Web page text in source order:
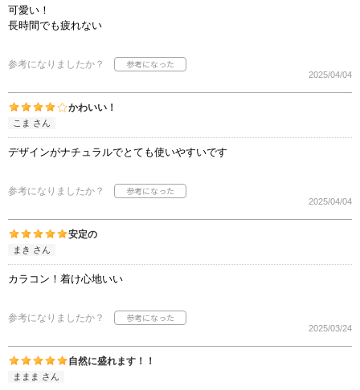
可愛い！
長時間でも疲れない
参考になりましたか？
2025/04/04
かわいい！
こま さん
デザインがナチュラルでとても使いやすいです
参考になりましたか？
2025/04/04
安定の
まき さん
カラコン！着け心地いい
参考になりましたか？
2025/03/24
自然に盛れます！！
ままま さん